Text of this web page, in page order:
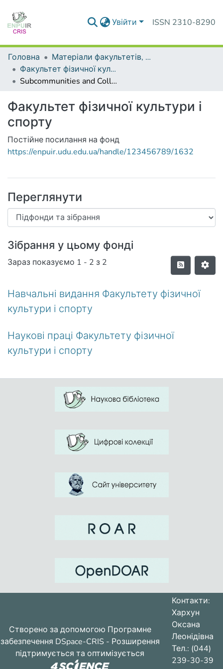
Увійти ISSN 2310-8290
Головна
Матеріали факультетів, інститутів, підрозділів
Факультет фізичної культури і спорту
Subcommunities and Collections
Факультет фізичної культури і
спорту
Постійне посилання на фонд
https://enpuir.udu.edu.ua/handle/123456789/1632
Переглянути
Зібрання у цьому фонді
Зараз показуємо 1 - 2 з 2
Навчальні видання Факультету фізичної
культури і спорту
Наукові праці Факультету фізичної
культури і спорту
Створено за допомогою Програмне
забезпечення DSpace-CRIS - Розширення
підтримується та оптимізується
Контакти:
Хархун
Оксана
Леонідівна
Тел.: (044)
239-30-39